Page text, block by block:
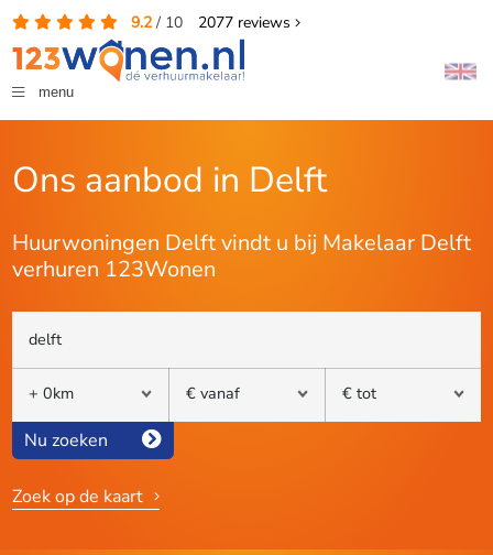
9.2/ 10 2077reviews
menu
Ons aanbod in Delft
Huurwoningen Delft vindt u bij Makelaar Delft
verhuren 123Wonen
Nu zoeken
Zoek op de kaart